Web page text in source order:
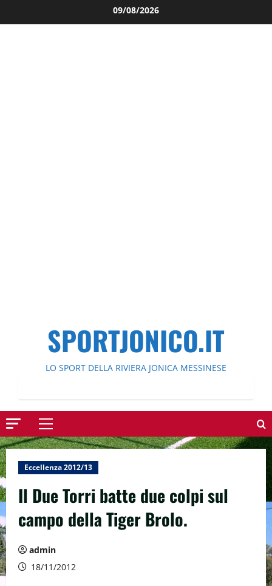
al
09/08/2026
SPORTJONICO.IT
LO SPORT DELLA RIVIERA JONICA MESSINESE
Menu
principale
Eccellenza 2012/13
Il Due Torri batte due colpi sul
campo della Tiger Brolo.
admin
18/11/2012